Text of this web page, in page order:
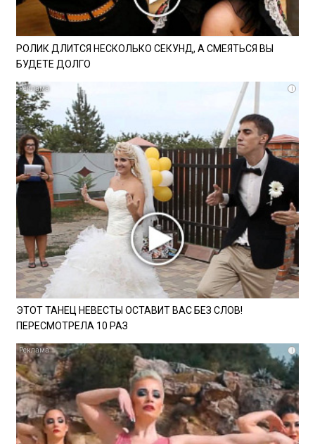
РОЛИК ДЛИТСЯ НЕСКОЛЬКО СЕКУНД, А СМЕЯТЬСЯ ВЫ
БУДЕТЕ ДОЛГО
i
ЭТОТ ТАНЕЦ НЕВЕСТЫ ОСТАВИТ ВАС БЕЗ СЛОВ!
ПЕРЕСМОТРЕЛА 10 РАЗ
i